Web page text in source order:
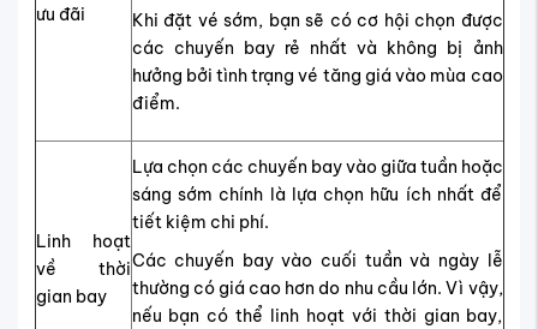
ưu đãi
Khi đặt vé sớm, bạn sẽ có cơ hội chọn được
các chuyến bay rẻ nhất và không bị ảnh
hưởng bởi tình trạng vé tăng giá vào mùa cao
điểm.
Linh hoạt
về thời
gian bay
Lựa chọn các chuyến bay vào giữa tuần hoặc
sáng sớm chính là lựa chọn hữu ích nhất để
tiết kiệm chi phí.
Các chuyến bay vào cuối tuần và ngày lễ
thường có giá cao hơn do nhu cầu lớn. Vì vậy,
nếu bạn có thể linh hoạt với thời gian bay,